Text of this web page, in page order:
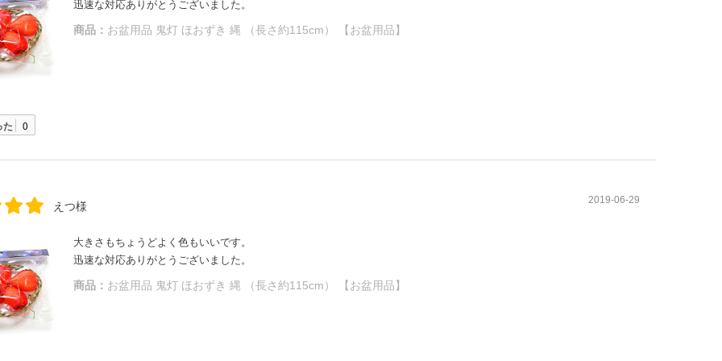
迅速な対応ありがとうございました。
商品： お盆用品 鬼灯 ほおずき 縄 （長さ約115cm） 【お盆用品】
た 0
えつ様 2019-06-29
大きさもちょうどよく色もいいです。
迅速な対応ありがとうございました。
商品： お盆用品 鬼灯 ほおずき 縄 （長さ約115cm） 【お盆用品】